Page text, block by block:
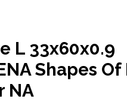
L 33x60x0.9
Shapes Of
NA